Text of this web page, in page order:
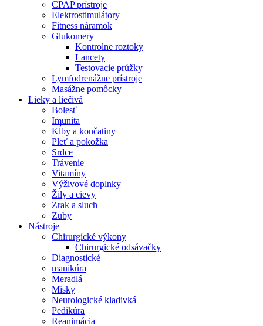
CPAP prístroje
Elektrostimulátory
Fitness náramok
Glukomery
Kontrolne roztoky
Lancety
Testovacie prúžky
Lymfodrenážne prístroje
Masážne pomôcky
Lieky a liečivá
Bolesť
Imunita
Kĺby a končatiny
Pleť a pokožka
Srdce
Trávenie
Vitamíny
Výživové doplnky
Žily a cievy
Zrak a sluch
Zuby
Nástroje
Chirurgické výkony
Chirurgické odsávačky
Diagnostické
manikúra
Meradlá
Misky
Neurologické kladivká
Pedikúra
Reanimácia